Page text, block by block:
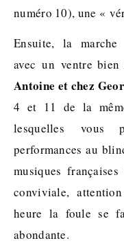
numéro 10), une «
Ensuite, la
avec un ventre
Antoine et chez
4 et 11 de la
lesquelles vous
performances au
musiques
conviviale,
heure la foule se
abondante.